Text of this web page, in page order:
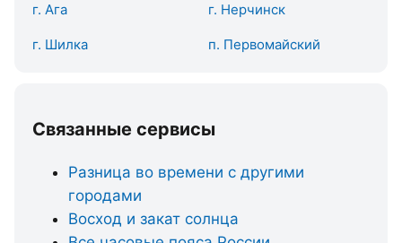
г. Ага г. Нерчинск
г. Шилка п. Первомайский
Связанные сервисы
Разница во времени с другими
городами
Восход и закат солнца